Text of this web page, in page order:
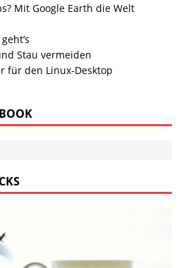
Mit Google Earth die Welt
Stau vermeiden
für den Linux-Desktop